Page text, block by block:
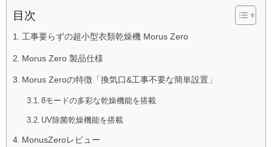
目次
工事要らずの超小型衣類乾燥機 Morus Zero
Morus Zero 製品仕様
Morus Zeroの特徴「換気口&工事不要な簡単設置」
8モードの多彩な乾燥機能を搭載
UV除菌乾燥機能を搭載
MonusZeroレビュー